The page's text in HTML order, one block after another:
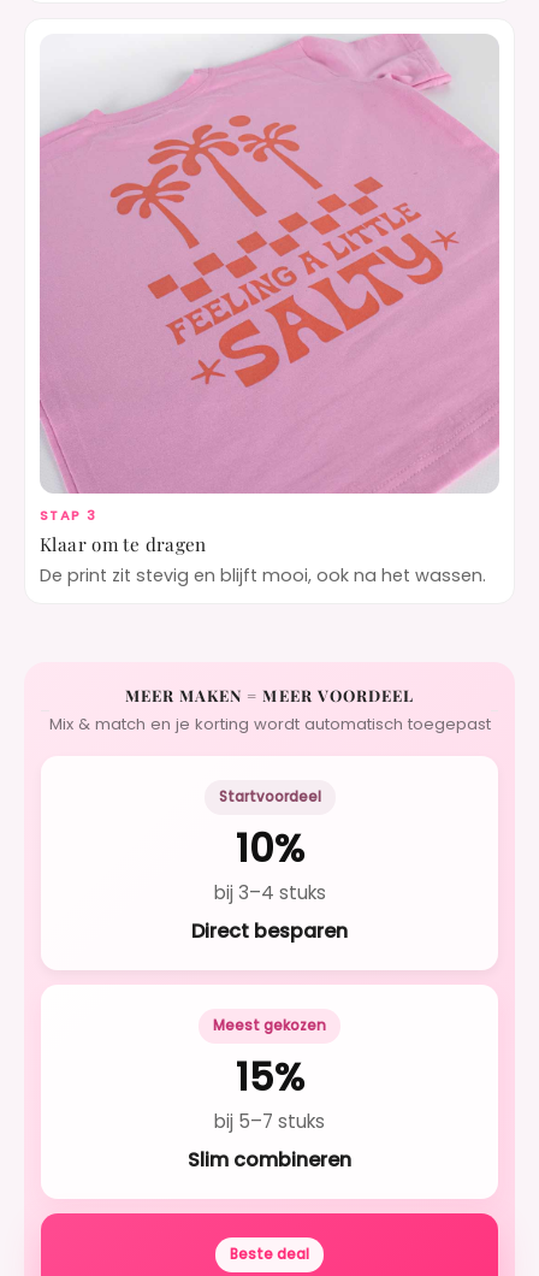
STAP 3
Klaar om te dragen
De print zit stevig en blijft mooi, ook na het wassen.
MEER MAKEN = MEER VOORDEEL
Mix & match en je korting wordt automatisch toegepast
Startvoordeel
10%
bij 3–4 stuks
Direct besparen
Meest gekozen
15%
bij 5–7 stuks
Slim combineren
Beste deal